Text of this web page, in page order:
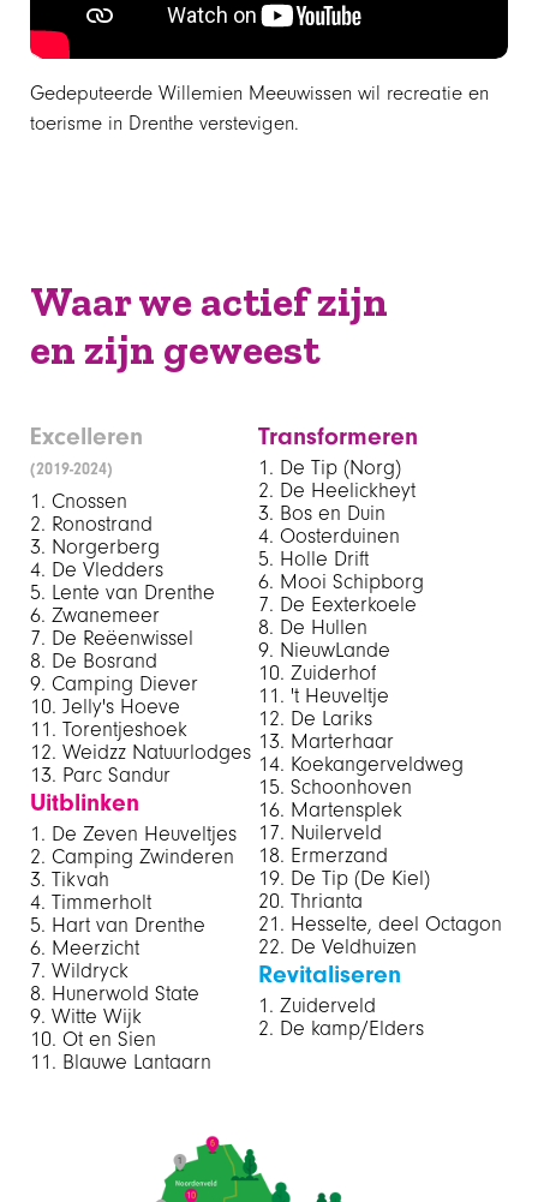
Gedeputeerde Willemien Meeuwissen wil recreatie en
toerisme in Drenthe verstevigen.
Waar we actief zijn
en zijn geweest
Excelleren
(2019-2024)
Cnossen
Ronostrand
Norgerberg
De Vledders
Lente van Drenthe
Zwanemeer
De Reëenwissel
De Bosrand
Camping Diever
Jelly's Hoeve
Torentjeshoek
Weidzz Natuurlodges
Parc Sandur
Uitblinken
De Zeven Heuveltjes
Camping Zwinderen
Tikvah
Timmerholt
Hart van Drenthe
Meerzicht
Wildryck
Hunerwold State
Witte Wijk
Ot en Sien
Blauwe Lantaarn
Transformeren
De Tip (Norg)
De Heelickheyt
Bos en Duin
Oosterduinen
Holle Drift
Mooi Schipborg
De Eexterkoele
De Hullen
NieuwLande
Zuiderhof
't Heuveltje
De Lariks
Marterhaar
Koekangerveldweg
Schoonhoven
Martensplek
Nuilerveld
Ermerzand
De Tip (De Kiel)
Thrianta
Hesselte, deel Octagon
De Veldhuizen
Revitaliseren
Zuiderveld
De kamp/Elders